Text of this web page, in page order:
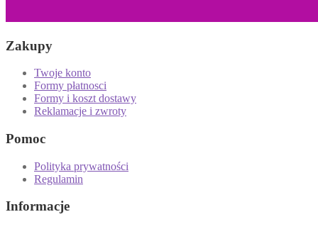
Zakupy
Twoje konto
Formy płatnosci
Formy i koszt dostawy
Reklamacje i zwroty
Pomoc
Polityka prywatności
Regulamin
Informacje